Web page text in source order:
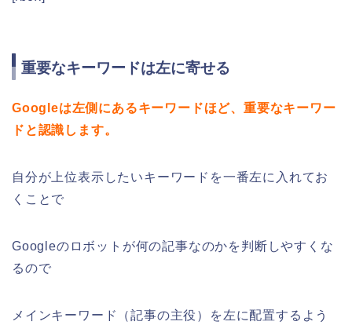
重要なキーワードは左に寄せる
Googleは左側にあるキーワードほど、重要なキーワー
ドと認識します。
自分が上位表示したいキーワードを一番左に入れてお
くことで
Googleのロボットが何の記事なのかを判断しやすくな
るので
メインキーワード（記事の主役）を左に配置するよう